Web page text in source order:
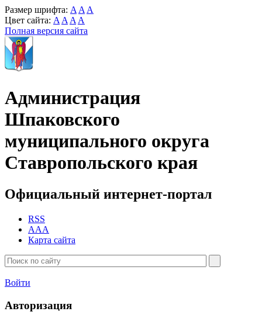
Размер шрифта: A A A
Цвет сайта: A A A A
Полная версия сайта
Администрация
Шпаковского
муниципального округа
Ставропольского края
Официальный интернет-портал
RSS
AAA
Карта сайта
Войти
Авторизация